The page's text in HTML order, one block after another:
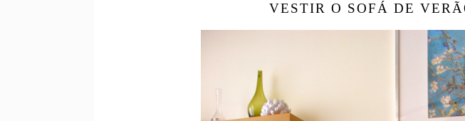
VESTIR O SOFÁ DE